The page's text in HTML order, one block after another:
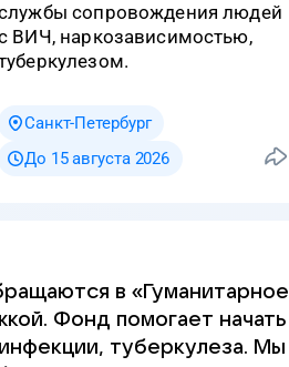
сопровождения людей
ВИЧ, наркозависимостью,
Санкт-Петербург
До 15 августа 2026
в «Гуманитарное
Фонд помогает начать
туберкулеза. Мы